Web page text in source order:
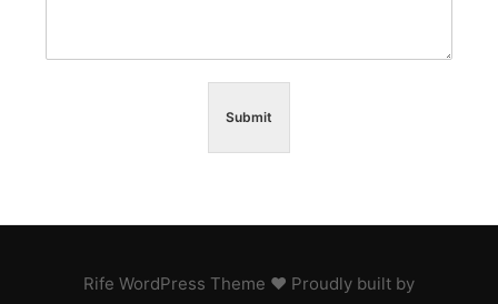
Submit
Rife WordPress Theme ♥ Proudly built by